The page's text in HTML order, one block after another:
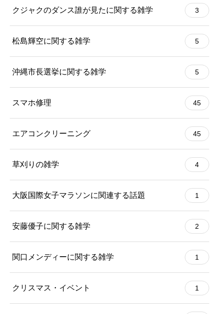
クジャクのダンス誰が見たに関する雑学 3
松島輝空に関する雑学 5
沖縄市長選挙に関する雑学 5
スマホ修理 45
エアコンクリーニング 45
草刈りの雑学 4
大阪国際女子マラソンに関連する話題 1
安藤優子に関する雑学 2
関口メンディーに関する雑学 1
クリスマス・イベント 1